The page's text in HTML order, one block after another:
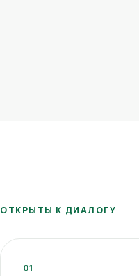
ОТКРЫТЫ К ДИАЛОГУ
01